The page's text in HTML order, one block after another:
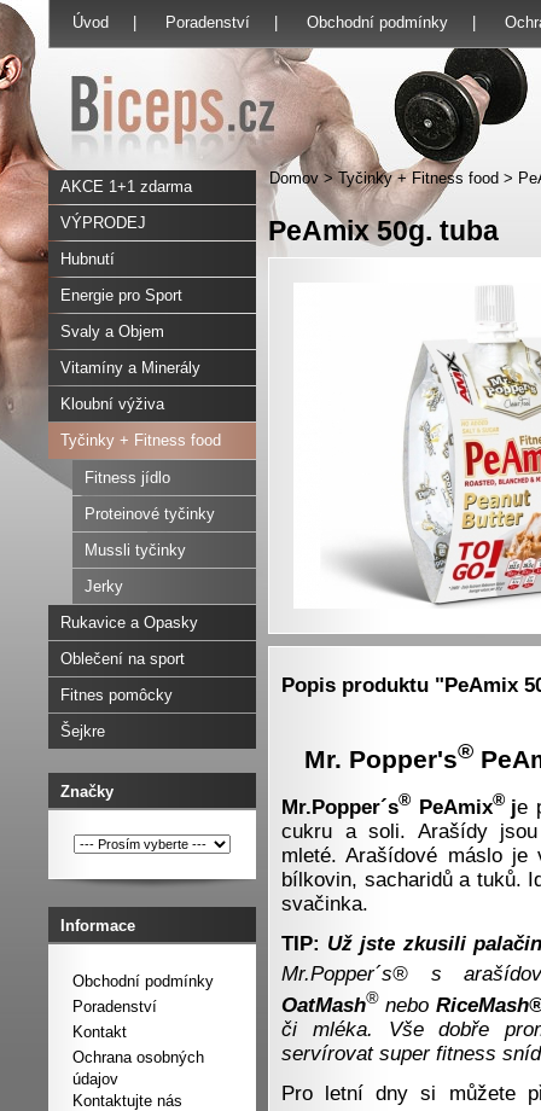
Úvod Poradenství Obchodní podmínky
Domov > Tyčinky + Fitness food >
AKCE 1+1 zdarma
VÝPRODEJ
Hubnutí
Energie pro Sport
Svaly a Objem
Vitamíny a Minerály
Kloubní výživa
Tyčinky + Fitness food
Fitness jídlo
Proteinové tyčinky
Mussli tyčinky
Jerky
Rukavice a Opasky
Oblečení na sport
Fitnes pomôcky
Šejkre
Značky
Informace
Obchodní podmínky
Poradenství
Kontakt
Ochrana osobných
údajov
Kontaktujte nás
PeAmix 50g. tuba
Popis produktu "PeAmix
Mr. Popper's®
Mr.Popper´s® PeAmix® je
cukru a soli. Arašídy
mleté. Arašídové máslo
bílkovin, sacharidů a tuků.
svačinka.
TIP: Už jste zkusili
Mr.Popper´s® s
OatMash®nebo
či mléka. Vše dobře
servírovat super fitness
Pro letní dny si můžete